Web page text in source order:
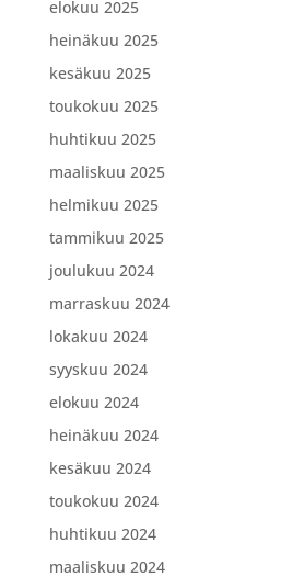
elokuu 2025
heinäkuu 2025
kesäkuu 2025
toukokuu 2025
huhtikuu 2025
maaliskuu 2025
helmikuu 2025
tammikuu 2025
joulukuu 2024
marraskuu 2024
lokakuu 2024
syyskuu 2024
elokuu 2024
heinäkuu 2024
kesäkuu 2024
toukokuu 2024
huhtikuu 2024
maaliskuu 2024